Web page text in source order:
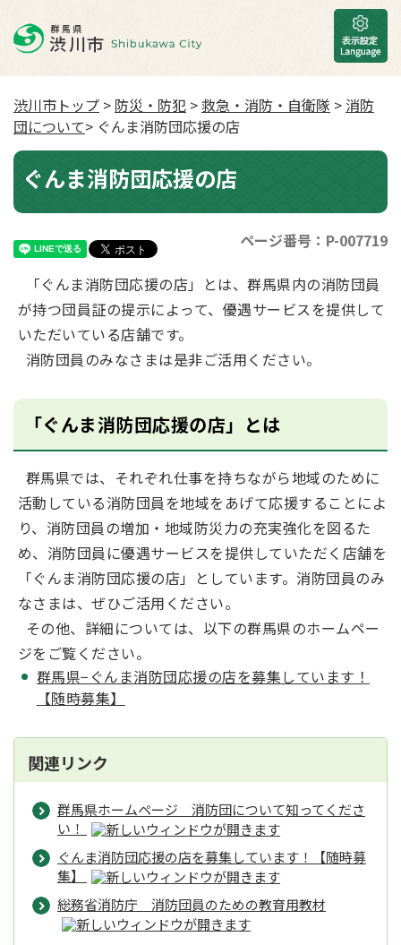
渋川市トップ > 防災・防犯 >救急・消防・自衛隊 > 消防
団について> ぐんま消防団応援の店
ぐんま消防団応援の店
ページ番号：P-007719
「ぐんま消防団応援の店」とは、群馬県内の消防団員
が持つ団員証の提示によって、優遇サービスを提供して
いただいている店舗です。
消防団員のみなさまは是非ご活用ください。
「ぐんま消防団応援の店」とは
群馬県では、それぞれ仕事を持ちながら地域のために
活動している消防団員を地域をあげて応援することによ
り、消防団員の増加・地域防災力の充実強化を図るた
め、消防団員に優遇サービスを提供していただく店舗を
「ぐんま消防団応援の店」としています。消防団員のみ
なさまは、ぜひご活用ください。
その他、詳細については、以下の群馬県のホームペー
ジをご覧ください。
群馬県−ぐんま消防団応援の店を募集しています！
【随時募集】
関連リンク
群馬県ホームページ 消防団について知ってくださ
い！
ぐんま消防団応援の店を募集しています！【随時募
集】
総務省消防庁 消防団員のための教育用教材